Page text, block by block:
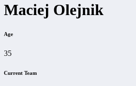
Maciej Olejnik
Age
35
Current Team